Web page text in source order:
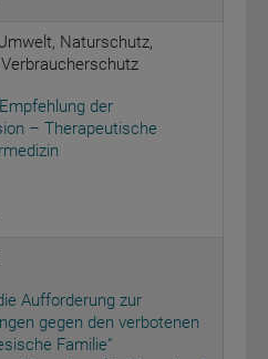
Naturschutz,
der
– Therapeutische
Aufforderung zur
gegen den verbotenen
Familie“